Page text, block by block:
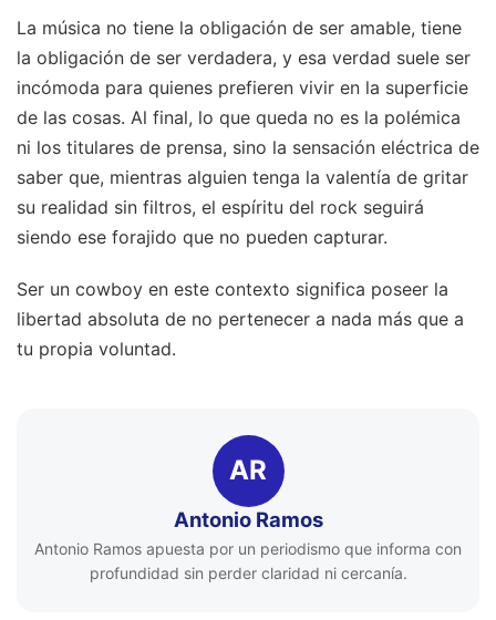
La música no tiene la obligación de ser amable, tiene
la obligación de ser verdadera, y esa verdad suele ser
incómoda para quienes prefieren vivir en la superficie
de las cosas. Al final, lo que queda no es la polémica
ni los titulares de prensa, sino la sensación eléctrica de
saber que, mientras alguien tenga la valentía de gritar
su realidad sin filtros, el espíritu del rock seguirá
siendo ese forajido que no pueden capturar.
Ser un cowboy en este contexto significa poseer la
libertad absoluta de no pertenecer a nada más que a
tu propia voluntad.
AR
Antonio Ramos
Antonio Ramos apuesta por un periodismo que informa con
profundidad sin perder claridad ni cercanía.